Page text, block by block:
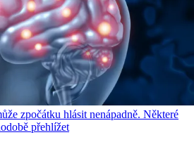
zpočátku hlásit nenápadně. Některé
přehlížet